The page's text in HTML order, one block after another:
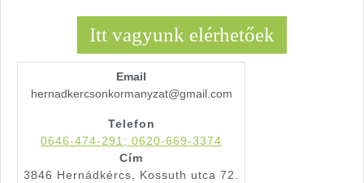
Itt vagyunk elérhetőek
Email
hernadkercsonkormanyzat@gmail.com
Telefon
0646-474-291; 0620-669-3374
Cím
3846 Hernádkércs, Kossuth utca 72.